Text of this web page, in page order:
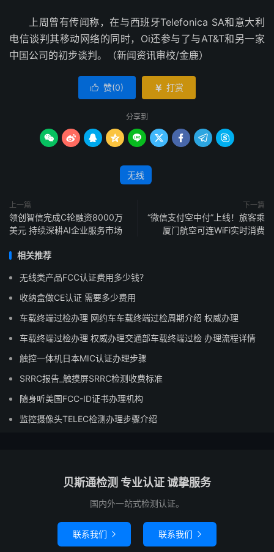
上周曾有传闻称，在与西班牙Telefonica SA和意大利
电信谈判其移动网络的同时，Oi还参与了与AT&T和另一家
中国公司的初步谈判。（新闻资讯审校/金鹿）
 赞(0)  打赏
分享到
        
无线
上一篇
领创智信完成C轮融资8000万
美元 持续深耕AI企业服务市场
下一篇
“微信支付空中付”上线！旅客乘
厦门航空可连WiFi实时消费
相关推荐
无线类产品FCC认证费用多少钱？
收纳盒做CE认证 需要多少费用
车载终端过检办理 网约车车载终端过检周期介绍 权威办理
车载终端过检办理 权威办理交通部车载终端过检 办理流程详情
触控一体机日本MIC认证办理步骤
SRRC报告_触摸屏SRRC检测收费标准
随身听美国FCC-ID证书办理机构
监控摄像头TELEC检测办理步骤介绍
贝斯通检测 专业认证 诚挚服务
国内外一站式检测认证。
联系我们  联系我们 